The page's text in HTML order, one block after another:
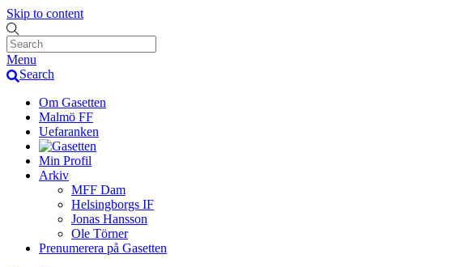
Skip to content
Menu
Search
Om Gasetten
Malmö FF
Uefaranken
Min Profil
Arkiv
MFF Dam
Helsingborgs IF
Jonas Hansson
Ole Törner
Prenumerera på Gasetten